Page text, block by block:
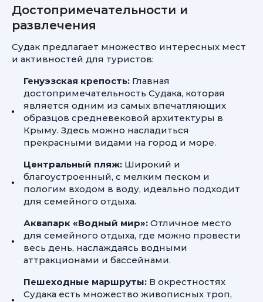
Достопримечательности и
развлечения
Судак предлагает множество интересных мест
и активностей для туристов:
Генуэзская крепость: Главная
достопримечательность Судака, которая
является одним из самых впечатляющих
образцов средневековой архитектуры в
Крыму. Здесь можно насладиться
прекрасными видами на город и море.
Центральный пляж: Широкий и
благоустроенный, с мелким песком и
пологим входом в воду, идеально подходит
для семейного отдыха.
Аквапарк «Водный мир»: Отличное место
для семейного отдыха, где можно провести
весь день, наслаждаясь водными
аттракционами и бассейнами.
Пешеходные маршруты: В окрестностях
Судака есть множество живописных троп,